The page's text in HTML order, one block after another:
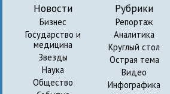
Новости
Бизнес
Государство и
медицина
Звезды
Наука
Общество
Рубрики
Репортаж
Аналитика
Круглый стол
Острая тема
Видео
Инфографика